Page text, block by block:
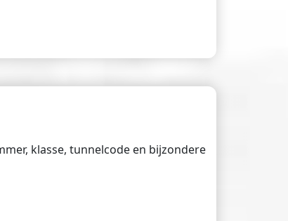
klasse, tunnelcode en bijzondere